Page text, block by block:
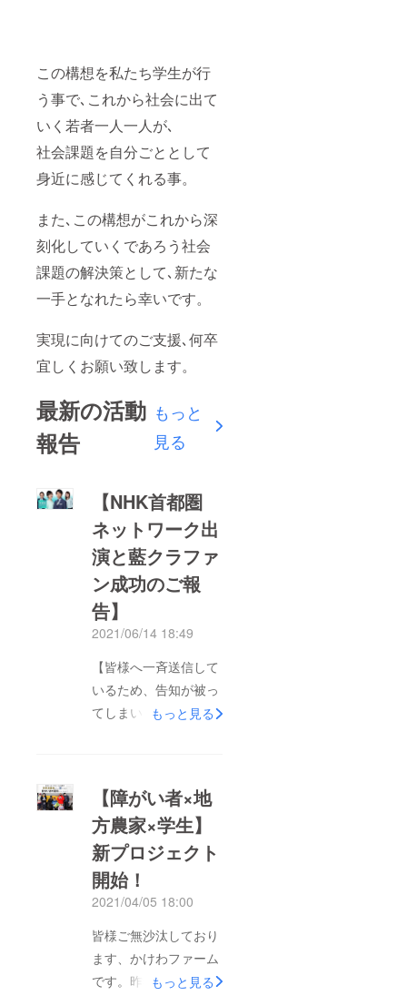
この構想を私たち学生が行
う事で､これから社会に出て
いく若者一人一人が､
社会課題を自分ごととして
身近に感じてくれる事。
また､この構想がこれから深
刻化していくであろう社会
課題の解決策として､新たな
一手となれたら幸いです。
実現に向けてのご支援､何卒
宜しくお願い致します。
最新の活動
報告
もっと
見る
【NHK首都圏
ネットワーク出
演と藍クラファ
ン成功のご報
告】
2021/06/14 18:49
【皆様へ一斉送信して
いるため、告知が被っ
てしまいましたら申し
誠にありがとうござい
ます。さて、皆様から
のご支援を受けて始
まった耕作放棄地にお
ける農業の取り組み
日18:10-18:30からの
NHK首都圏ネットワー
クにて放送されること
もっと見る
【障がい者×地
方農家×学生】
新プロジェクト
開始！
2021/04/05 18:00
皆様ご無沙汰しており
ます、かけわファーム
です。昨年皆様のご支
もっと見る